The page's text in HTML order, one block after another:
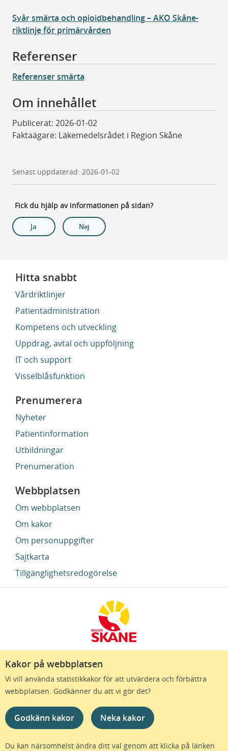
Kakor på webbplatsen
Vi vill använda statistikkakor för att utvärdera och förbättra
webbplatsen. Godkänner du att vi gör det?
Godkänn kakor Neka kakor
Du kan närsomhelst ändra ditt val genom att klicka på länken
Svår smärta och opioidbehandling – AKO Skåne-
riktlinje för primärvården
Referenser
Referenser smärta
Om innehållet
Publicerat: 2026-01-02
Faktaägare: Läkemedelsrådet i Region Skåne
Senast uppdaterad: 2026-01-02
Fick du hjälp av informationen på sidan?
Ja Nej
Hitta snabbt
Vårdriktlinjer
Patientadministration
Kompetens och utveckling
Uppdrag, avtal och uppföljning
IT och support
Visselblåsfunktion
Prenumerera
Nyheter
Patientinformation
Utbildningar
Prenumeration
Webbplatsen
Om webbplatsen
Om kakor
Om personuppgifter
Sajtkarta
Tillgänglighetsredogörelse
Region Skåne finns till för att alla som bor i Skåne
ska må bra och känna framtidstro. Genom
gränslösa samarbeten och omtanke skapas de
bästa förutsättningar för ett hälsosamt liv – inom
näringsliv, kollektivtrafik, kultur och hälso- och
sjukvård – i Skåne. Tillsammans gör vi livet mera
möjligt.